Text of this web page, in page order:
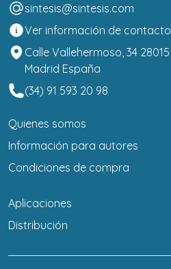
sintesis@sintesis.com
Ver información de contacto
Calle Vallehermoso, 34 28015
Madrid España
(34) 91 593 20 98
Quienes somos
Información para autores
Condiciones de compra
Aplicaciones
Distribución